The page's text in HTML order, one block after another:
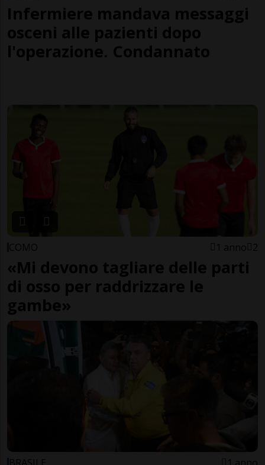
Infermiere mandava messaggi
osceni alle pazienti dopo
l'operazione. Condannato
COMO 1 anno 2
«Mi devono tagliare delle parti
di osso per raddrizzare le
gambe»